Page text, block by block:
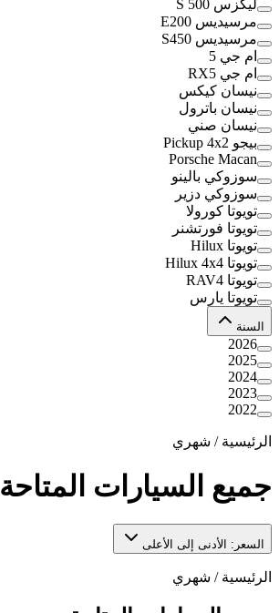
ليكزس S 500
مرسيديس E200
مرسيديس S450
ام جي 5
ام جي RX5
نيسان كيكس
نيسان باترول
نيسان صني
بيجو Pickup 4x2
Porsche Macan
سوزوكي بالينو
سوزوكي دزير
تويوتا كورولا
تويوتا فورتشنر
تويوتا Hilux
تويوتا Hilux 4x4
تويوتا RAV4
تويوتا يارس
السنة
2026
2025
2024
2023
2022
الرئيسية / شهري
جميع السيارات المتاحة
السعر: الأدنى إلى الأعلى
الرئيسية / شهري